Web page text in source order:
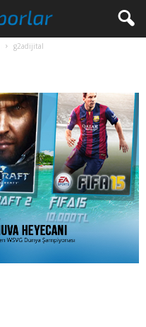
g2adijital